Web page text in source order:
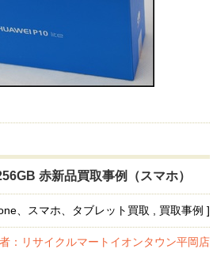
赤新品買取事例（スマホ）
、スマホ、タブレット買取 , 買取事例 ]
：リサイクルマートイオンタウン平岡店